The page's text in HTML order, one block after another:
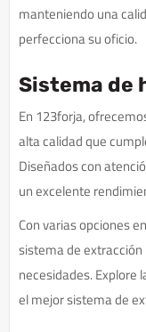
manteniendo una
perfecciona su oficio.
Sistema de
En 123forja,
alta calidad que
Diseñados con
un excelente
Con varias opciones
sistema de
necesidades. Explore
el mejor sistema de